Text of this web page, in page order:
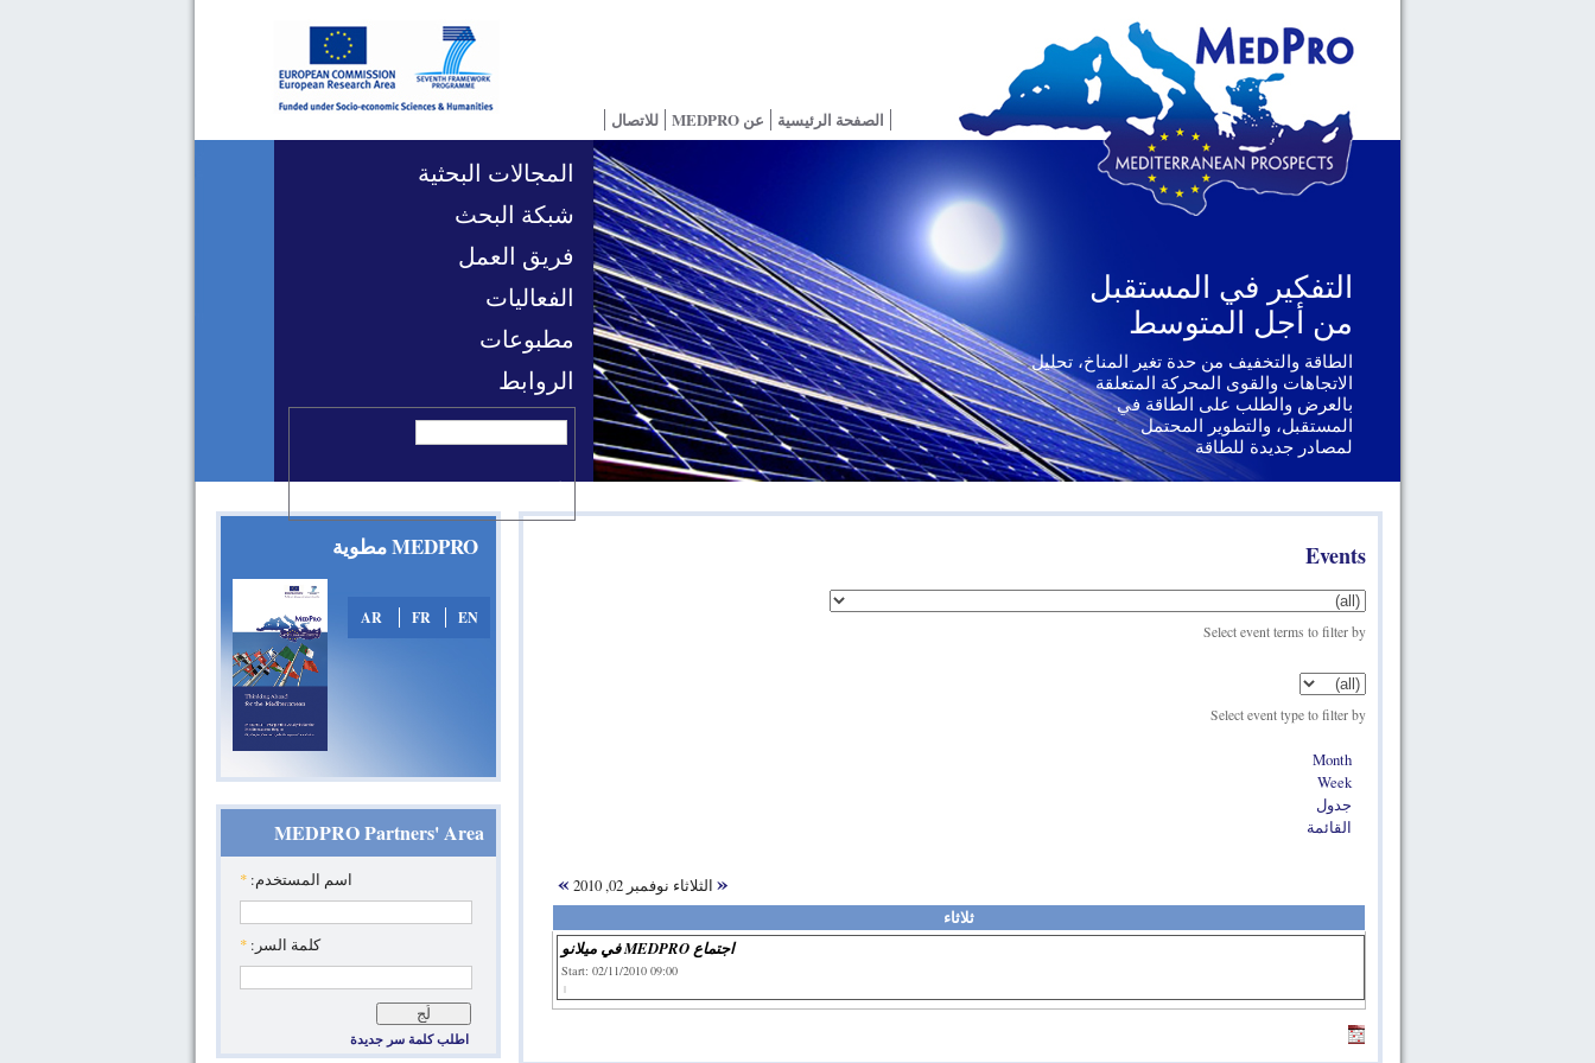
التفكير في المستقبل
من أجل المتوسط
الطاقة والتخفيف من حدة تغير المناخ، تحليل
الاتجاهات والقوى المحركة المتعلقة
بالعرض والطلب على الطاقة في
المستقبل، والتطوير المحتمل
لمصادر جديدة للطاقة
الصفحة الرئيسية عن MEDPRO للاتصال
المجالات البحثية
شبكة البحث
فريق العمل
الفعاليات
مطبوعات
الروابط
MEDPRO مطوية
EN
FR
AR
MEDPRO Partners' Area
‏اسم المستخدم: ‏ *
‏كلمة السر: ‏ *
اطلب كلمة سر جديدة
Events
Select event terms to filter by
Select event type to filter by
Month
Week
جدول
القائمة
« الثلاثاء نوفمبر 02, 2010 »
ثلاثاء
اجتماع MEDPRO في ميلانو
Start: 02/11/2010 09:00